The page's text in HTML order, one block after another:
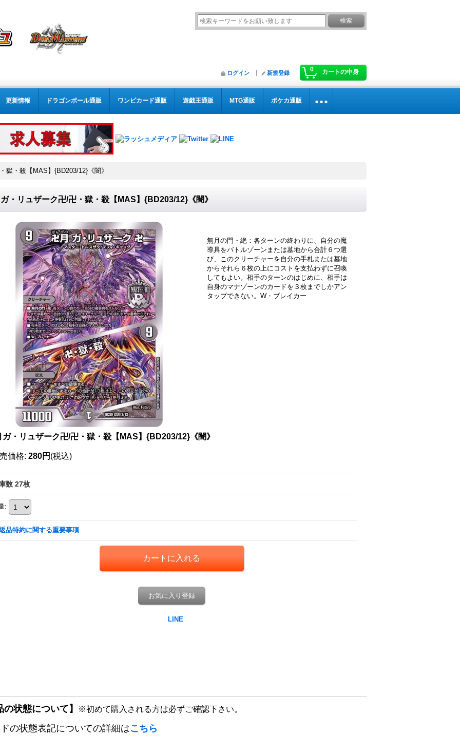
0 カートの中身
ログイン 新規登録
更新情報 ドラゴンボール通販 ワンピカード通販 遊戯王通販 MTG通販 ポケカ通販
獄・殺【MAS】{BD203/12}《闇》
・リュザーク卍/卍・獄・殺【MAS】{BD203/12}《闇》
無月の門・絶：各ターンの終わりに、自分の魔
導具をバトルゾーンまたは墓地から合計６つ選
び、このクリーチャーを自分の手札または墓地
からそれら６枚の上にコストを支払わずに召喚
してもよい。相手のターンのはじめに、相手は
自身のマナゾーンのカードを３枚までしかアン
タップできない。W・ブレイカー
ガ・リュザーク卍/卍・獄・殺【MAS】{BD203/12}《闇》
価格: 280円 (税込)
数 27枚
:
品特約に関する重要事項
お気に入り登録
の状態について】 ※初めて購入される方は必ずご確認下さい。
の状態表記についての詳細はこちら